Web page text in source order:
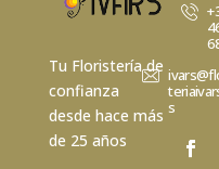
Tu Floristería de
confianza
desde hace más
de 25 años
s